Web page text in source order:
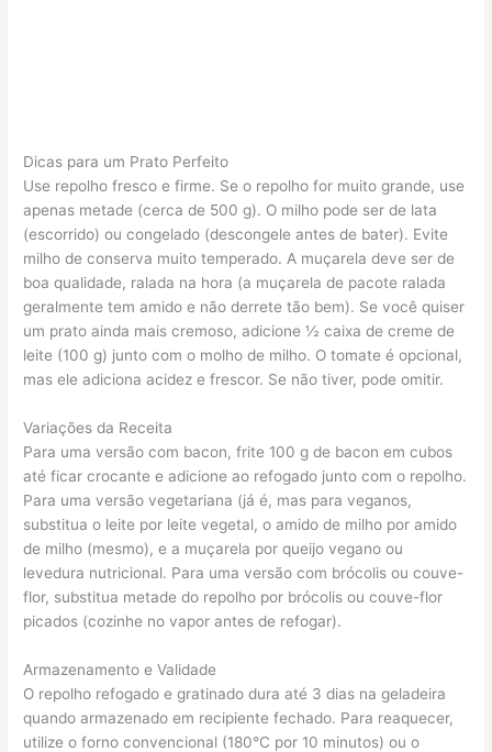
Dicas para um Prato Perfeito
Use repolho fresco e firme. Se o repolho for muito grande, use
apenas metade (cerca de 500 g). O milho pode ser de lata
(escorrido) ou congelado (descongele antes de bater). Evite
milho de conserva muito temperado. A muçarela deve ser de
boa qualidade, ralada na hora (a muçarela de pacote ralada
geralmente tem amido e não derrete tão bem). Se você quiser
um prato ainda mais cremoso, adicione ½ caixa de creme de
leite (100 g) junto com o molho de milho. O tomate é opcional,
mas ele adiciona acidez e frescor. Se não tiver, pode omitir.
Variações da Receita
Para uma versão com bacon, frite 100 g de bacon em cubos
até ficar crocante e adicione ao refogado junto com o repolho.
Para uma versão vegetariana (já é, mas para veganos,
substitua o leite por leite vegetal, o amido de milho por amido
de milho (mesmo), e a muçarela por queijo vegano ou
levedura nutricional. Para uma versão com brócolis ou couve-
flor, substitua metade do repolho por brócolis ou couve-flor
picados (cozinhe no vapor antes de refogar).
Armazenamento e Validade
O repolho refogado e gratinado dura até 3 dias na geladeira
quando armazenado em recipiente fechado. Para reaquecer,
utilize o forno convencional (180°C por 10 minutos) ou o